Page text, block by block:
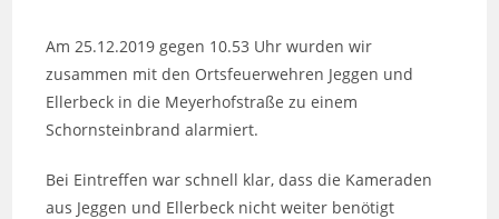
Am 25.12.2019 gegen 10.53 Uhr wurden wir
zusammen mit den Ortsfeuerwehren Jeggen und
Ellerbeck in die Meyerhofstraße zu einem
Schornsteinbrand alarmiert.
Bei Eintreffen war schnell klar, dass die Kameraden
aus Jeggen und Ellerbeck nicht weiter benötigt